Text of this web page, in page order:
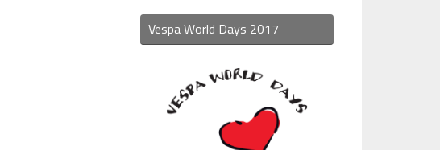
Vespa World Days 2017